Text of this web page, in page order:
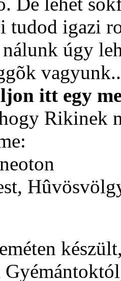
tudod igazi
úgy
itt egy
Rikinek